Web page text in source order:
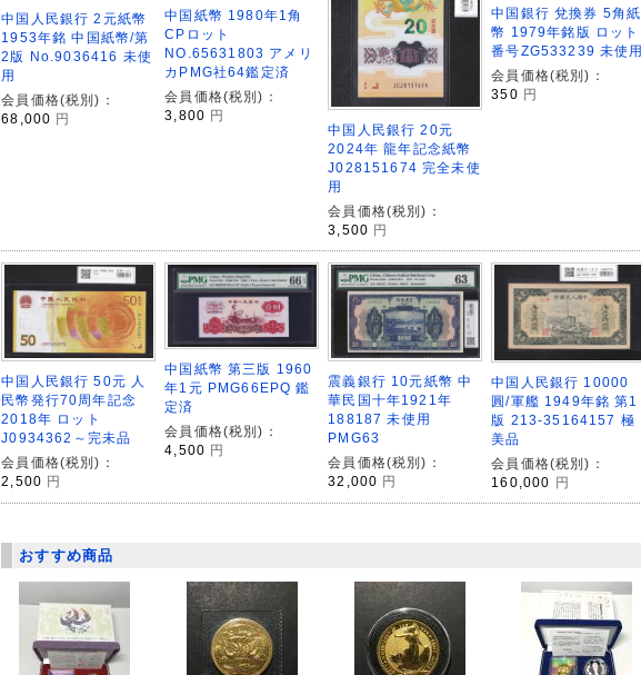
中国人民銀行 2元紙幣
1953年銘 中国紙幣/第
2版 No.9036416 未使
用
会員価格(税別)：
68,000 円
中国紙幣 1980年1角
CPロット
NO.65631803 アメリ
カPMG社64鑑定済
会員価格(税別)：
3,800 円
中国人民銀行 20元
2024年 龍年記念紙幣
J028151674 完全未使
用
会員価格(税別)：
3,500 円
中国銀行 兌換券 5角紙
幣 1979年銘版 ロット
番号ZG533239 未使用
会員価格(税別)：
350 円
中国人民銀行 50元 人
民幣発行70周年記念
2018年 ロット
J0934362～完未品
会員価格(税別)：
2,500 円
中国紙幣 第三版 1960
年1元 PMG66EPQ 鑑
定済
会員価格(税別)：
4,500 円
震義銀行 10元紙幣 中
華民国十年1921年
188187 未使用
PMG63
会員価格(税別)：
32,000 円
中国人民銀行 10000
圓/軍艦 1949年銘 第1
版 213-35164157 極
美品
会員価格(税別)：
160,000
円
おすすめ商品